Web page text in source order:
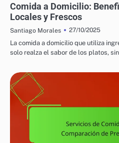
Comida a Domicilio:
Locales y Frescos
Santiago Morales
27/10/2025
La comida a domicilio que utiliza
solo realza el sabor de los platos,